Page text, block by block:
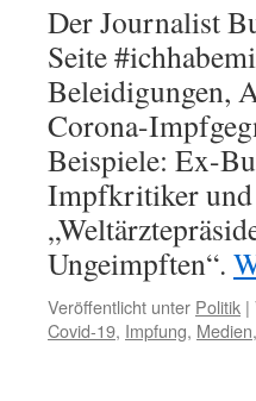
Der Journalist
Seite
Beleidigungen,
Corona-
Beispiele: Ex-
Impfkritiker und
Ungeimpften“.
Veröffentlicht unter Politik |
Covid-19, Impfung, Medien,